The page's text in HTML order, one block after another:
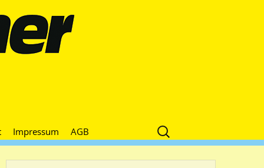
Impressum AGB
Suche
nach: